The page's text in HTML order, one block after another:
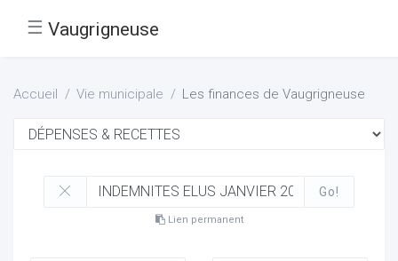
☰ Vaugrigneuse
Accueil Vie municipale Les finances de Vaugrigneuse
Go!
Lien permanent